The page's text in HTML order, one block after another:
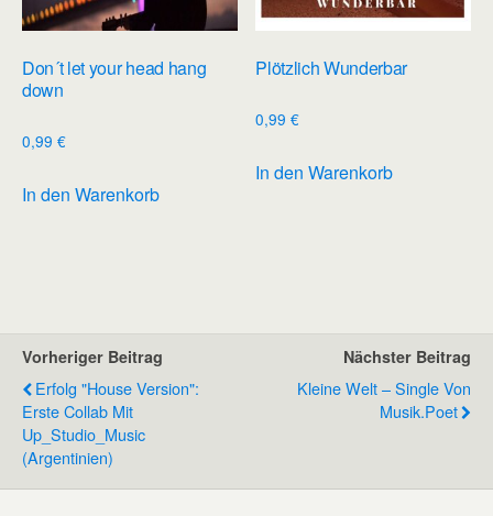
Don´t let your head hang
down
0,99 €
In den Warenkorb
Plötzlich Wunderbar
0,99€
In den Warenkorb
Vorheriger Beitrag
Erfolg "House Version":
Erste Collab Mit
Up_Studio_Music
(Argentinien)
Nächster Beitrag
Kleine Welt – Single Von
Musik.poet